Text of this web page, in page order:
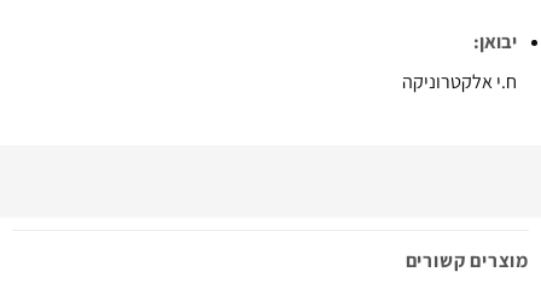
יבואן:
ח.י אלקטרוניקה
מוצרים קשורים